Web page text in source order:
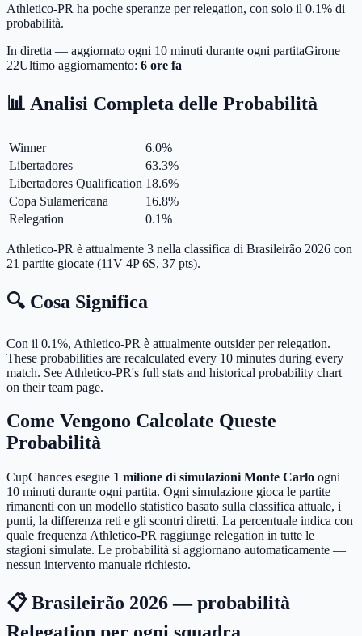
Athletico-PR ha poche speranze per relegation, con solo il 0.1% di
probabilità.
In diretta — aggiornato ogni 10 minuti durante ogni partitaGirone
22Ultimo aggiornamento: 6 ore fa
📊 Analisi Completa delle Probabilità
Winner 6.0%
Libertadores
63.3%
Libertadores Qualification 18.6%
Copa Sulamericana
16.8%
Relegation
0.1%
Athletico-PR è attualmente 3 nella classifica di Brasileirão 2026 con
21 partite giocate (11V 4P 6S, 37 pts).
🔍 Cosa Significa
Con il 0.1%, Athletico-PR è attualmente outsider per relegation.
These probabilities are recalculated every 10 minutes during every
match. See Athletico-PR's full stats and historical probability chart
on their team page.
Come Vengono Calcolate Queste
Probabilità
CupChances esegue 1 milione di simulazioni Monte Carlo ogni
10 minuti durante ogni partita. Ogni simulazione gioca le partite
rimanenti con un modello statistico basato sulla classifica attuale, i
punti, la differenza reti e gli scontri diretti. La percentuale indica con
quale frequenza Athletico-PR raggiunge relegation in tutte le
stagioni simulate. Le probabilità si aggiornano automaticamente —
nessun intervento manuale richiesto.
📋 Brasileirão 2026 — probabilità